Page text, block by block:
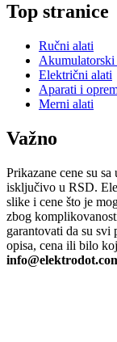
Top stranice
Ručni alati
Akumulatorski
Električni alati
Aparati i
Merni alati
Važno
Prikazane cene su
isključivo u RSD.
slike i cene što je
zbog
garantovati da su svi
opisa, cena ili bilo